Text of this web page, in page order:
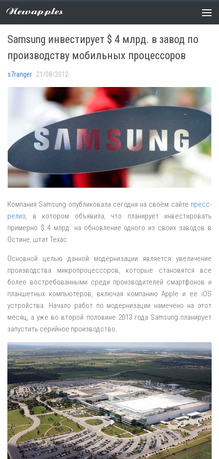
Newapples
НОВОСТИ 0 COMMENTS
Samsung инвестирует $ 4 млрд. в завод по
производству мобильных процессоров
s7ranger · 21/08/2012
Компания Samsung опубликовала сегодня на своём сайте пресс-
релиз , в котором объявила, что планирует инвестировать
примерно $ 4 млрд. на обновление одного из своих заводов в
Остине, штат Техас.
Основной целью данной модернизации является увеличение
производства микропроцессоров, которые становятся все
более востребованными среди производителей смартфонов и
планшетных компьютеров, включая компанию Apple и её iOS
устройства. Начало работ по модернизации намечено на этот
месяц, а уже во второй половине 2013 года Samsung планирует
запустить серийное производство.